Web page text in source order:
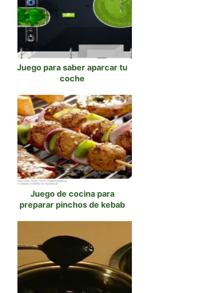
Juego para saber aparcar tu
coche
Juego de cocina para
preparar pinchos de kebab